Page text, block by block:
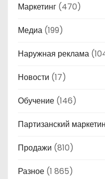
Маркетинг (470)
Медиа (199)
Наружная реклама
Новости (17)
Обучение (146)
Партизанский
Продажи (810)
Разное (1 865)